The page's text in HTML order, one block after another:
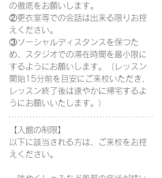
の徹底をお願いします。
②更衣室等での会話は出来る限りお控
えください。
③ソーシャルディスタンスを保つた
め、スタジオでの滞在時間を最小限に
するようにお願いします。（レッスン
開始15分前を目安にご来校いただき、
レッスン終了後は速やかに帰宅するよ
うにお願いいたします。）
【入館の制限】
以下に該当される方は、ご来校をお控
えください。